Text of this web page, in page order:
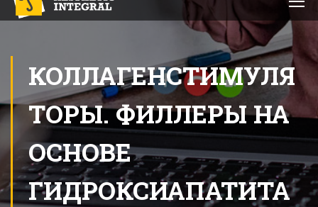
КОЛЛАГЕНСТИМУЛЯ
ТОРЫ. ФИЛЛЕРЫ НА
ОСНОВЕ
ГИДРОКСИАПАТИТА